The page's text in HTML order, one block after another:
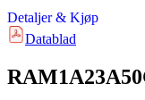
Detaljer & Kjøp
Datablad